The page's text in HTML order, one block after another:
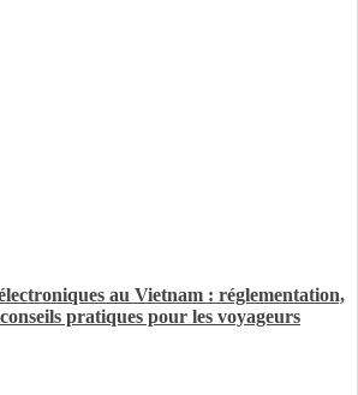
au Vietnam : réglementation,
pratiques pour les voyageurs